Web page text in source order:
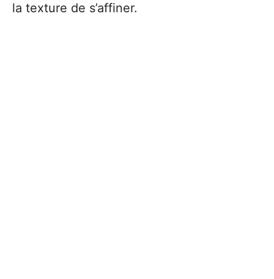
la texture de s’affiner.